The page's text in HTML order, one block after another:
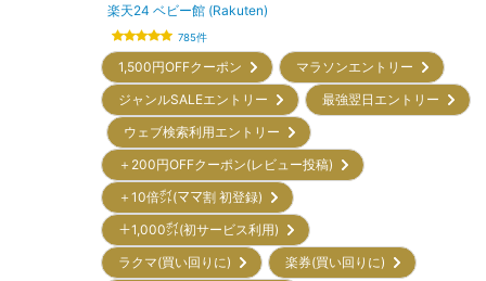
楽天24 ベビー館 (Rakuten)
785件
1,500円OFFクーポン
マラソンエントリー
ジャンルSALEエントリー
最強翌日エントリー
ウェブ検索利用エントリー
＋200円OFFクーポン(レビュー投稿)
＋10倍㌽(ママ割 初登録)
＋1,000㌽(初サービス利用)
ラクマ(買い回りに)
楽券(買い回りに)